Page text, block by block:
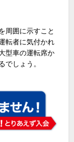
周囲に示すこと
転者に気付かれ
型車の運転席か
でしょう。